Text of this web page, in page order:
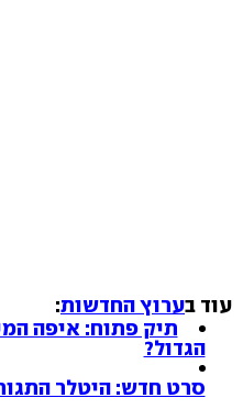
עוד בערוץ החדשות:
תיק פתוח: איפה
הגדול?
סרט חדש: היטלר התגורר